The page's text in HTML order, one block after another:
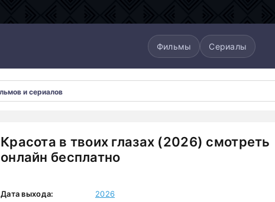
Фильмы Сериалы
Красота в твоих глазах (2026) смотреть
онлайн бесплатно
Дата выхода:
2026